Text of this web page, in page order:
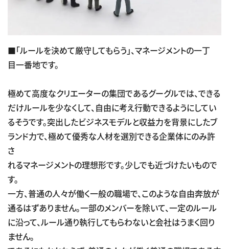
■「ルールを決めて厳守してもらう」、マネージメントの一丁
目一番地です。
極めて高度なクリエーターの集団であるグーグルでは、できる
だけルールを少なくして、自由に考え行動できるようにしてい
るそうです。突出したビジネスモデルと収益力を背景にしたブ
ランド力で、極めて優秀な人材を選別できる企業体にのみ許
さ
れるマネージメントの理想形です。少しでも近づけたいもので
す。
一方、普通の人々が働く一般の職場で、このような自由奔放が
通るはずありません。一部のメンバーを除いて、一定のルール
に沿って、ルール通り執行してもらわないと会社はうまく回り
ません。